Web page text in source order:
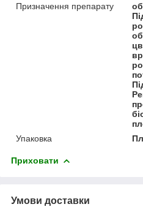
Призначення препарату
Упаковка
Приховати
Умови доставки